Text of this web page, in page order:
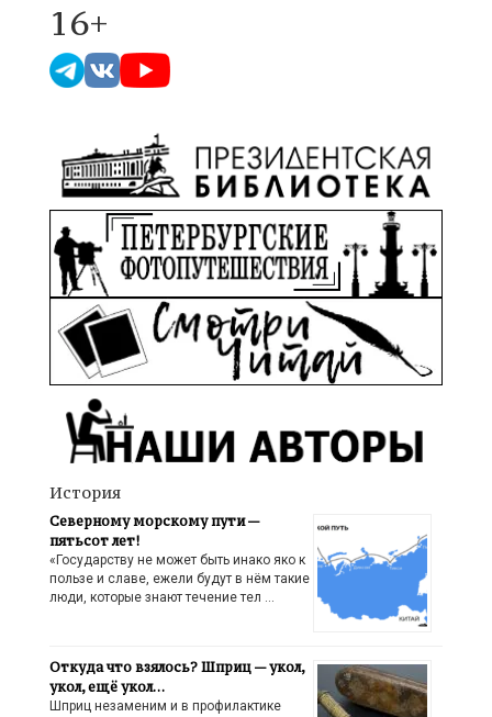
16+
История
Северному морскому пути —
пятьсот лет!
«Государству не может быть инако яко к
пользе и славе, ежели будут в нём такие
люди, которые знают течение тел …
Откуда что взялось? Шприц — укол,
укол, ещё укол…
Шприц незаменим и в профилактике